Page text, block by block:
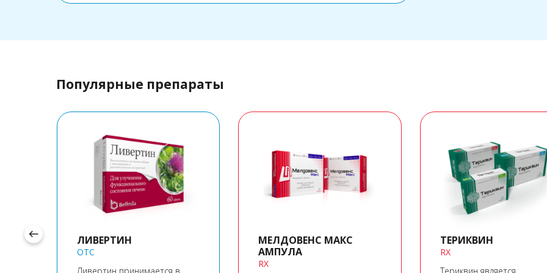
Популярные препараты
ЛИВЕРТИН
OTC
МЕЛДОВЕНС МАКС
АМПУЛА
RX
ТЕРИКВИН
RX
west